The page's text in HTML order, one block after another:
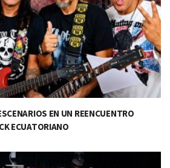
EN UN REENCUENTRO
ECUATORIANO